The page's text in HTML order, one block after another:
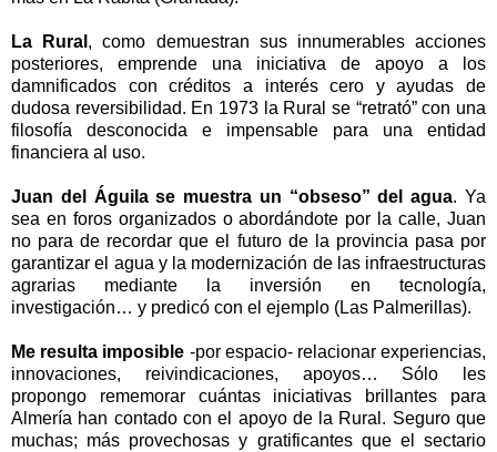
La Rural , como demuestran sus innumerables acciones
posteriores, emprende una iniciativa de apoyo a los
damnificados con créditos a interés cero y ayudas de
dudosa reversibilidad. En 1973 la Rural se “retrató” con una
filosofía desconocida e impensable para una entidad
financiera al uso.
Juan del Águila se muestra un “obseso” del agua. Ya
sea en foros organizados o abordándote por la calle, Juan
no para de recordar que el futuro de la provincia pasa por
garantizar el agua y la modernización de las infraestructuras
agrarias mediante la inversión en tecnología,
investigación… y predicó con el ejemplo (Las Palmerillas).
Me resulta imposible -por espacio- relacionar experiencias,
innovaciones, reivindicaciones, apoyos… Sólo les
propongo rememorar cuántas iniciativas brillantes para
Almería han contado con el apoyo de la Rural. Seguroque
muchas; más provechosas y gratificantes que el sectario